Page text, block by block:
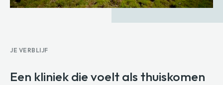
JE VERBLIJF
Een kliniek die voeltals thuiskomen